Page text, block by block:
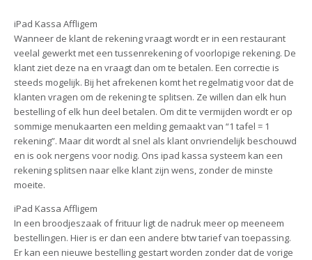
iPad Kassa Affligem
Wanneer de klant de rekening vraagt wordt er in een restaurant
veelal gewerkt met een tussenrekening of voorlopige rekening. De
klant ziet deze na en vraagt dan om te betalen. Een correctie is
steeds mogelijk. Bij het afrekenen komt het regelmatig voor dat de
klanten vragen om de rekening te splitsen. Ze willen dan elk hun
bestelling of elk hun deel betalen. Om dit te vermijden wordt er op
sommige menukaarten een melding gemaakt van “1 tafel = 1
rekening”. Maar dit wordt al snel als klant onvriendelijk beschouwd
en is ook nergens voor nodig. Ons ipad kassa systeem kan een
rekening splitsen naar elke klant zijn wens, zonder de minste
moeite.
iPad Kassa Affligem
In een broodjeszaak of frituur ligt de nadruk meer op meeneem
bestellingen. Hier is er dan een andere btw tarief van toepassing.
Er kan een nieuwe bestelling gestart worden zonder dat de vorige